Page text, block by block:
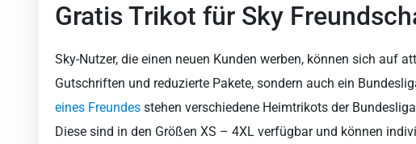
Gratis Trikot für Sky
Sky-Nutzer, die einen neuen Kunden werben, können sich auf
Gutschriften und reduzierte Pakete, sondern auch ein
eines Freundes stehen verschiedene Heimtrikots der
Diese sind in den Größen XS – 4XL verfügbar und können